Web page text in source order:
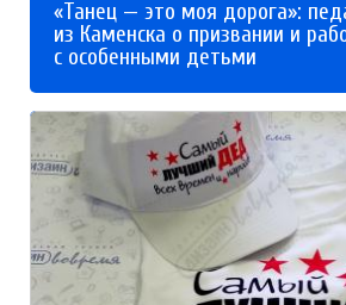
«Танец — это моя дорога»:
из Каменска о призвании и
с особенными детьми